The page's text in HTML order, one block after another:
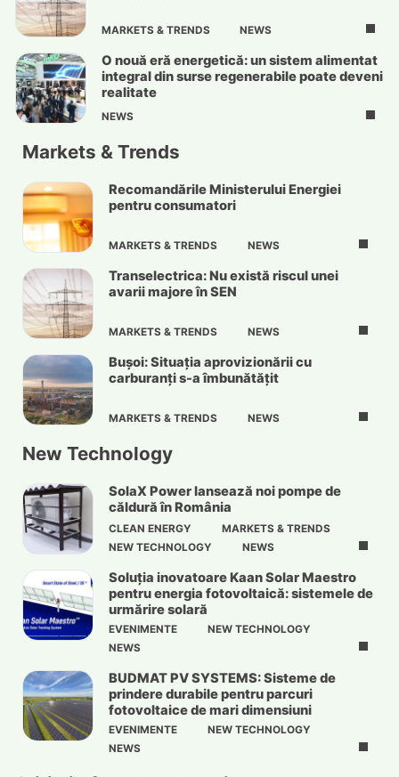
MARKETS & TRENDS NEWS
O nouă eră energetică: un sistem alimentat
integral din surse regenerabile poate deveni
realitate
NEWS
Markets & Trends
Recomandările Ministerului Energiei
pentru consumatori
MARKETS & TRENDS NEWS
Transelectrica: Nu există riscul unei
avarii majore în SEN
MARKETS & TRENDS NEWS
Bușoi: Situația aprovizionării cu
carburanți s-a îmbunătățit
MARKETS & TRENDS NEWS
New Technology
SolaX Power lansează noi pompe de
căldură în România
CLEAN ENERGY
MARKETS & TRENDS
NEW TECHNOLOGY
NEWS
Soluția inovatoare Kaan Solar Maestro
pentru energia fotovoltaică: sistemele de
urmărire solară
EVENIMENTE
NEW TECHNOLOGY
NEWS
BUDMAT PV SYSTEMS: Sisteme de
prindere durabile pentru parcuri
fotovoltaice de mari dimensiuni
EVENIMENTE
NEW TECHNOLOGY
NEWS